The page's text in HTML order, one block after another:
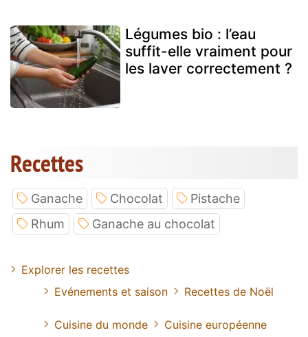
Légumes bio : l’eau
suffit-elle vraiment pour
les laver correctement ?
Recettes
Ganache Chocolat
Pistache
Rhum
Ganache au chocolat
Explorer les recettes
Evénements et saison
Recettes de Noël
Cuisine du monde Cuisine européenne